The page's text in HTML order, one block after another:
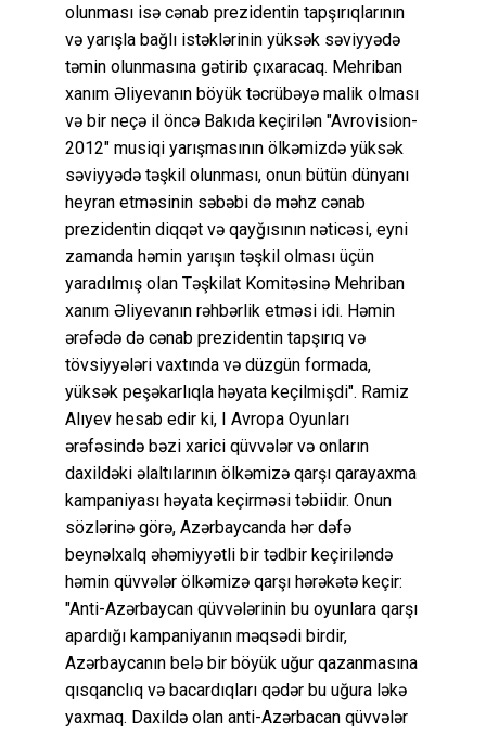
olunması isə cənab prezidentin tapşırıqlarının
və yarışla bağlı istəklərinin yüksək səviyyədə
təmin olunmasına gətirib çıxaracaq. Mehriban
xanım Əliyevanın böyük təcrübəyə malik olması
və bir neçə il öncə Bakıda keçirilən "Avrovision-
2012" musiqi yarışmasının ölkəmizdə yüksək
səviyyədə təşkil olunması, onun bütün dünyanı
heyran etməsinin səbəbi də məhz cənab
prezidentin diqqət və qayğısının nəticəsi, eyni
zamanda həmin yarışın təşkil olması üçün
yaradılmış olan Təşkilat Komitəsinə Mehriban
xanım Əliyevanın rəhbərlik etməsi idi. Həmin
ərəfədə də cənab prezidentin tapşırıq və
tövsiyyələri vaxtında və düzgün formada,
yüksək peşəkarlıqla həyata keçilmişdi". Ramiz
Alıyev hesab edir ki, I Avropa Oyunları
ərəfəsində bəzi xarici qüvvələr və onların
daxildəki əlaltılarının ölkəmizə qarşı qarayaxma
kampaniyası həyata keçirməsi təbiidir. Onun
sözlərinə görə, Azərbaycanda hər dəfə
beynəlxalq əhəmiyyətli bir tədbir keçiriləndə
həmin qüvvələr ölkəmizə qarşı hərəkətə keçir:
"Anti-Azərbaycan qüvvələrinin bu oyunlara qarşı
apardığı kampaniyanın məqsədi birdir,
Azərbaycanın belə bir böyük uğur qazanmasına
qısqanclıq və bacardıqları qədər bu uğura ləkə
yaxmaq. Daxildə olan anti-Azərbacan qüvvələr